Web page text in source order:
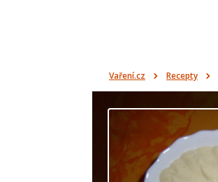
Vaření.cz Recepty